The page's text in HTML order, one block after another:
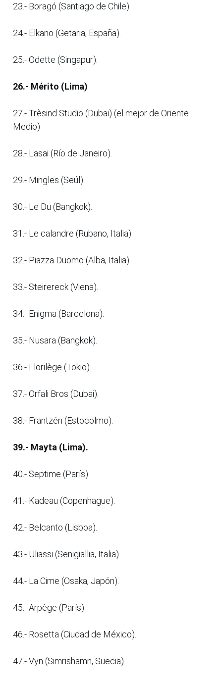
23.- Boragó (Santiago de Chile).
24.- Elkano (Getaria, España).
25.- Odette (Singapur).
26.- Mérito (Lima)
27.- Trèsind Studio (Dubai) (el mejor de Oriente
Medio)
28.- Lasai (Río de Janeiro).
29.- Mingles (Seúl).
30.- Le Du (Bangkok).
31.- Le calandre (Rubano, Italia)
32.- Piazza Duomo (Alba, Italia).
33.- Steirereck (Viena).
34.- Enigma (Barcelona).
35.- Nusara (Bangkok).
36.- Florilège (Tokio).
37.- Orfali Bros (Dubai).
38.- Frantzén (Estocolmo).
39.- Mayta (Lima).
40.- Septime (París).
41.- Kadeau (Copenhague).
42.- Belcanto (Lisboa).
43.- Uliassi (Senigiallia, Italia).
44.- La Cime (Osaka, Japón).
45.- Arpège (París).
46.- Rosetta (Ciudad de México).
47.- Vyn (Simrishamn, Suecia)